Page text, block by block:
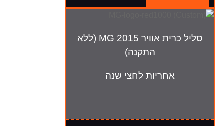
סליל כרית אוויר MG 2015 (ללא
התקנה)
אחריות לחצי שנה